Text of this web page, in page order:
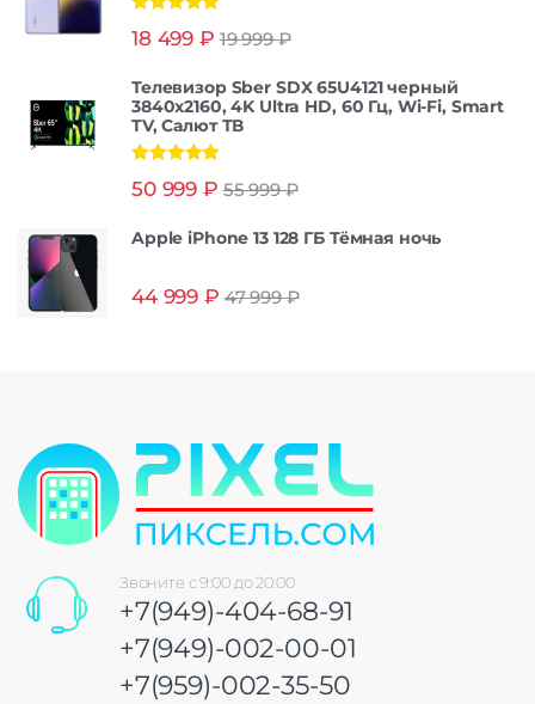
из 5
18 499 ₽ 19 999₽
Телевизор Sber SDX 65U4121 черный
3840x2160, 4K Ultra HD, 60 Гц, Wi-Fi, Smart
TV, Салют ТВ
из 5
50 999 ₽ 55 999₽
Apple iPhone 13 128 ГБ Тёмная ночь
44 999 ₽ 47 999₽
Звоните с 9:00 до 20:00
+7(949)-404-68-91
+7(949)-002-00-01
+7(959)-002-35-50